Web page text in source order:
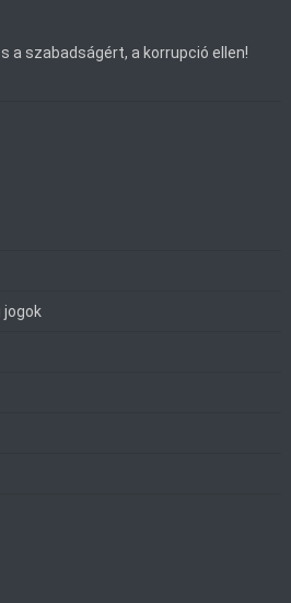
a szabadságért, a korrupció ellen!
jogok